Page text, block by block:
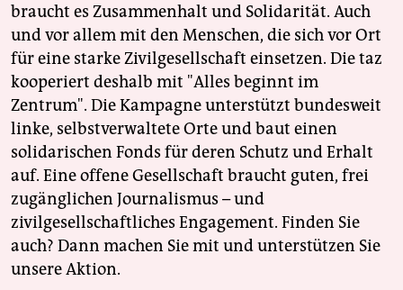
braucht es Zusammenhalt und Solidarität. Auch
und vor allem mit den Menschen, die sich vor Ort
für eine starke Zivilgesellschaft einsetzen. Die taz
kooperiert deshalb mit "Alles beginnt im
Zentrum". Die Kampagne unterstützt bundesweit
linke, selbstverwaltete Orte und baut einen
solidarischen Fonds für deren Schutz und Erhalt
auf. Eine offene Gesellschaft braucht guten, frei
zugänglichen Journalismus – und
zivilgesellschaftliches Engagement. Finden Sie
auch? Dann machen Sie mit und unterstützen Sie
unsere Aktion.